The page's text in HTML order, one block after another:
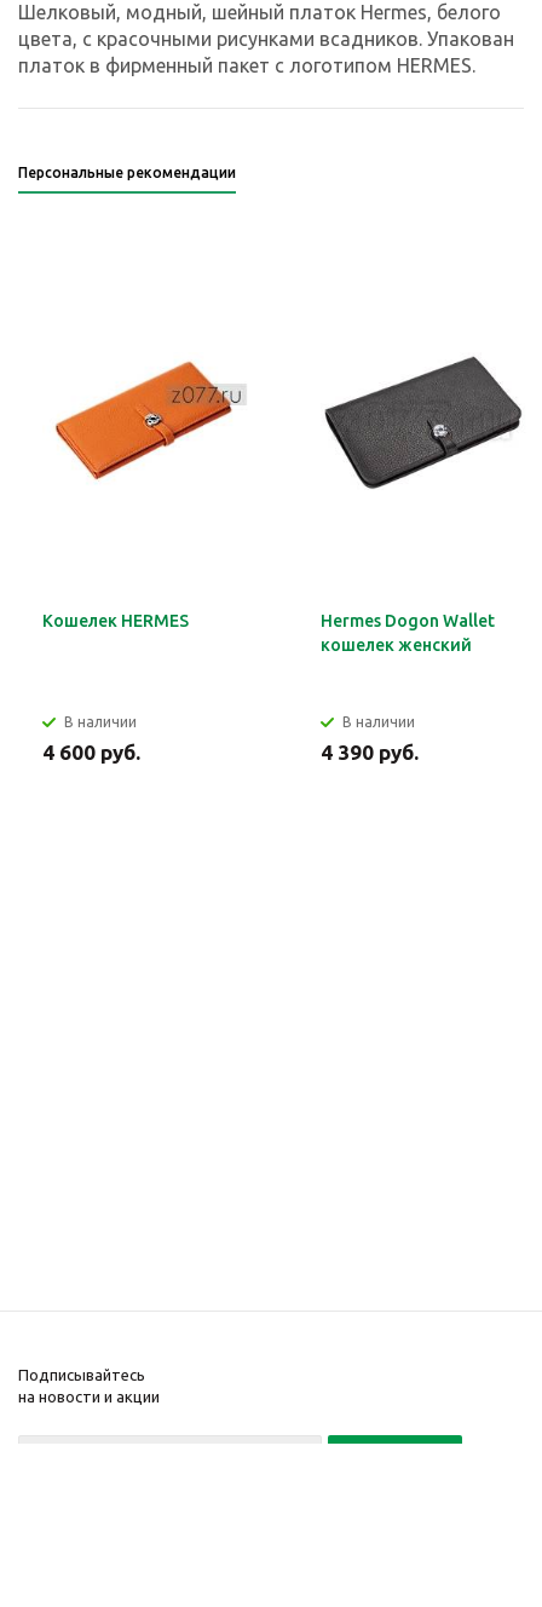
Шелковый, модный, шейный платок Hermes, белого
цвета, с красочными рисунками всадников. Упакован
платок в фирменный пакет с логотипом HERMES.
Персональные рекомендации
Кошелек HERMES
В наличии
4 600 руб.
Hermes Dogon Wallet
кошелек женский
В наличии
4 390 руб.
Подписывайтесь
на новости и акции